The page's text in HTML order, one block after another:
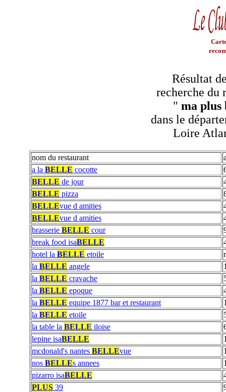
Résultat
recherche du
" ma plus
dans le
Loire
nom du restaurant
a la BELLE cocotte
BELLE de jour
BELLE pizza
BELLEvue d amities
BELLEvue d amities
brasserie BELLE cour
break food isaBELLE
hotel la BELLE etoile
la BELLE angele
la BELLE cravache
la BELLE epoque
la BELLE equipe 1877 bar et restaurant
la BELLE etoile
la table la BELLE iloise
lepine isaBELLE
mcdonald's nantes BELLEvue
nos BELLEs annees
pizarro isaBELLE
PLUS 39